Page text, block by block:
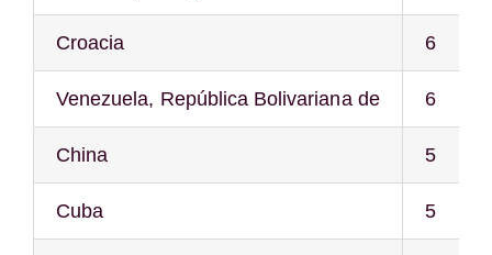
Croacia 6
Venezuela, República Bolivariana de 6
China 5
Cuba 5